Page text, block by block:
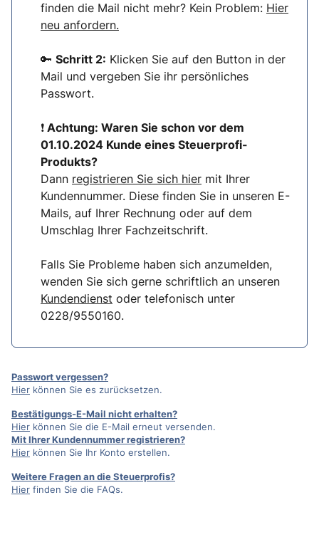
finden die Mail nicht mehr? Kein Problem: Hier
neu anfordern.
🔑 Schritt 2: Klicken Sie auf den Button in der
Mail und vergeben Sie ihr persönliches
Passwort.
❗ Achtung: Waren Sie schon vor dem
01.10.2024 Kunde eines Steuerprofi-
Produkts?
Dann registrieren Sie sich hier mit Ihrer
Kundennummer. Diese finden Sie in unseren E-
Mails, auf Ihrer Rechnung oder auf dem
Umschlag Ihrer Fachzeitschrift.
Falls Sie Probleme haben sich anzumelden,
wenden Sie sich gerne schriftlich an unseren
Kundendienst oder telefonisch unter
0228/9550160.
Passwort vergessen?
Hier können Sie es zurücksetzen.
Bestätigungs-E-Mail nicht erhalten?
Hier können Sie die E-Mail erneut versenden.
Mit Ihrer Kundennummer registrieren?
Hier können Sie Ihr Konto erstellen.
Weitere Fragen an die Steuerprofis?
Hier finden Sie die FAQs.